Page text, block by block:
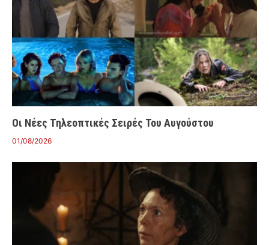
Οι Νέες Τηλεοπτικές Σειρές Του Αυγούστου
01/08/2026